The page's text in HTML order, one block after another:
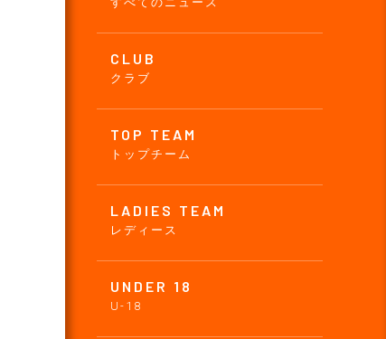
CLUB
クラブ
TOP TEAM
トップチーム
LADIES TEAM
レディース
UNDER 18
U-18